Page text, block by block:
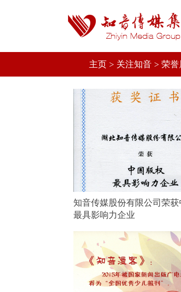
主页 > 关注知音 > 荣誉
知音传媒股份有限公司荣获
最具影响力企业